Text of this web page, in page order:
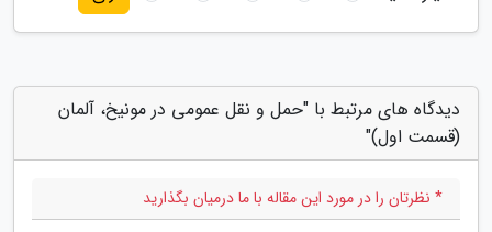
دیدگاه های مرتبط با "حمل و نقل عمومی در مونیخ، آلمان
(قسمت اول)"
* نظرتان را در مورد این مقاله با ما درمیان بگذارید